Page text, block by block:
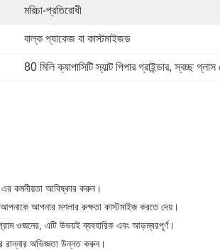
মরিচা-প্রতিরোধী
বাল্ক প্যাকেজ বা কাস্টমাইজড
80 মিলি ক্যাপাসিটি স্যাল্ট পিপার গ্রাইন্ডার, স্বচ্ছ গ্লাস
এর কমনীয়তা আবিষ্কার করুন।
আপনাকে আপনার মশলার রুক্ষতা কাস্টমাইজ করতে দেয়।
ওজনের, এটি উভয়ই ব্যবহারিক এবং আড়ম্বরপূর্ণ।
রান্নার অভিজ্ঞতা উন্নত করুন।